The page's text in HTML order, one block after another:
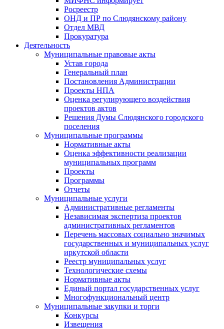
Росреестр
ОНД и ПР по Слюдянскому району
Отдел МВД
Прокуратура
Деятельность
Муниципальные правовые акты
Устав города
Генеральный план
Постановления Администрации
Проекты НПА
Оценка регулирующего воздействия
проектов актов
Решения Думы Слюдянского городского
поселения
Муниципальные программы
Нормативные акты
Оценка эффективности реализации
муниципальных программ
Проекты
Программы
Отчеты
Муниципальные услуги
Административные регламенты
Независимая экспертиза проектов
административных регламентов
Перечень массовых социально значимых
государственных и муниципальных услуг
иркутской области
Реестр муниципальных услуг
Технологические схемы
Нормативные акты
Единый портал государственных услуг
Многофункциональный центр
Муниципальные закупки и торги
Конкурсы
Извещения